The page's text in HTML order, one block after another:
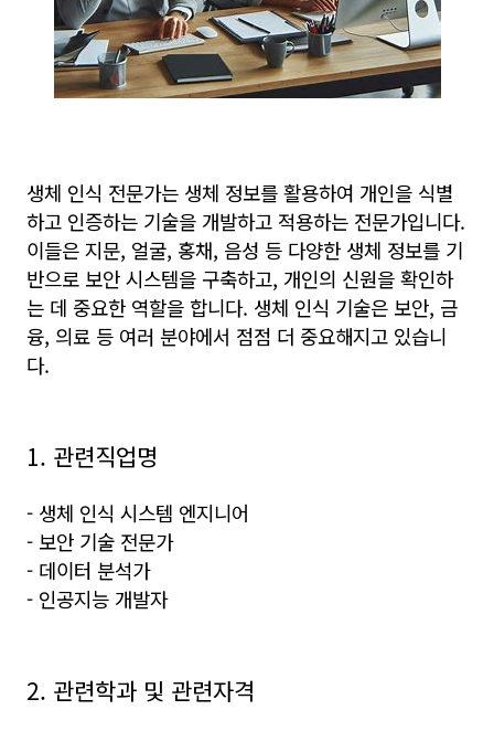
생체 인식 전문가는 생체 정보를 활용하여 개인을 식별
하고 인증하는 기술을 개발하고 적용하는 전문가입니다.
이들은 지문, 얼굴, 홍채, 음성 등 다양한 생체 정보를 기
반으로 보안 시스템을 구축하고, 개인의 신원을 확인하
는 데 중요한 역할을 합니다. 생체 인식 기술은 보안, 금
융, 의료 등 여러 분야에서 점점 더 중요해지고 있습니
다.
1. 관련직업명
- 생체 인식 시스템 엔지니어
- 보안 기술 전문가
- 데이터 분석가
- 인공지능 개발자
2. 관련학과 및 관련자격